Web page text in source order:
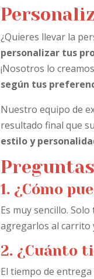
¿Quieres llevar la
personalizar tus
¡Nosotros lo
según tus
Nuestro equipo de
resultado final que
estilo y
1. ¿Cómo
Es muy sencillo.
agregarlos al carrito
2. ¿Cuánto
El tiempo de